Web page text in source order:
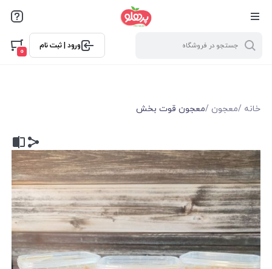
@media screen and (max-width: 500px) { .w-ch{bottom: 125px
!important; left:5px !important;} }
ورود | ثبت نام
0
خانه /معجون /معجون قوت بخش